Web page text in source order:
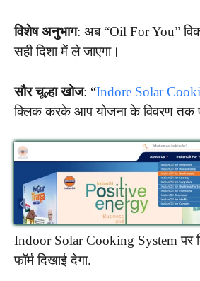
विशेष अनुभाग: अब “Oil For You”
सही दिशा में ले जाएगा।
सौर चूल्हा खोज: “Indore Solar
क्लिक करके आप योजना के विवरण तक
Indoor Solar Cooking System
फॉर्म दिखाई देगा.